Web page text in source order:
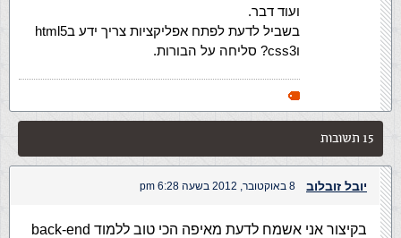
ועוד דבר.
בשביל לדעת לפתח אפליקציות צריך ידע בhtml5
וcss3? סליחה על הבורות.
15 תשובות
יובל זובלוב 8 באוקטובר, 2012 בשעה 6:28 pm
בקיצור אני אשמח לדעת מאיפה הכי טוב ללמוד back-end